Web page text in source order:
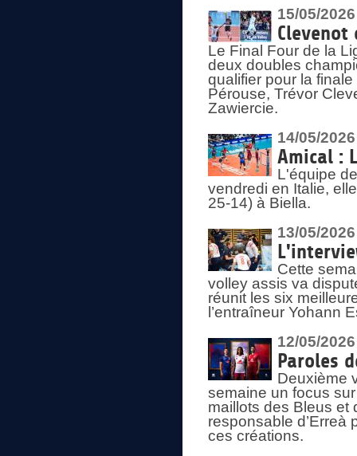
15/05/2026
Le Final Four de la
deux doubles
qualifier pour la
Pérouse, Trévor
Zawiercie.
14/05/2026
Amical :
L'équipe
vendredi en Italie,
25-14) à Biella.
13/05/2026
Cette
volley assis va
réunit les six
l’entraîneur Yohann
12/05/2026
Paroles
Deuxième
semaine un focus
maillots des Bleus et
responsable d’Erreà
ces créations.